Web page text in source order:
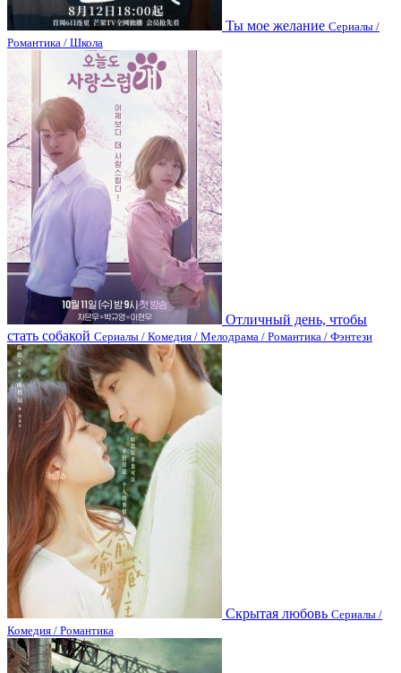
Ты мое желание Сериалы /
Романтика / Школа
Отличный день, чтобы
стать собакой Сериалы / Комедия / Мелодрама / Романтика / Фэнтези
Скрытая любовь Сериалы /
Комедия / Романтика